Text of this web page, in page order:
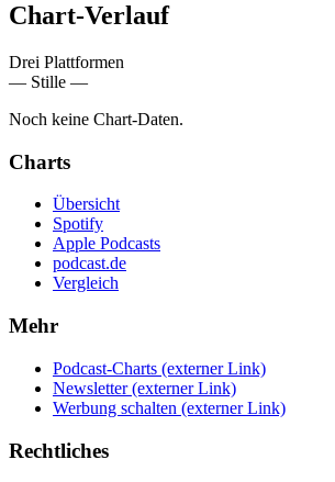
Chart-Verlauf
Drei Plattformen
— Stille —
Noch keine Chart-Daten.
Charts
Übersicht
Spotify
Apple Podcasts
podcast.de
Vergleich
Mehr
Podcast-Charts (externer Link)
Newsletter (externer Link)
Werbung schalten (externer Link)
Rechtliches